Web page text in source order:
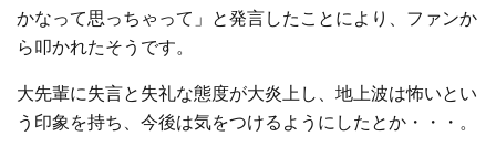
かなって思っちゃって」と発言したことにより、ファンか
ら叩かれたそうです。
大先輩に失言と失礼な態度が大炎上し、地上波は怖いとい
う印象を持ち、今後は気をつけるようにしたとか・・・。